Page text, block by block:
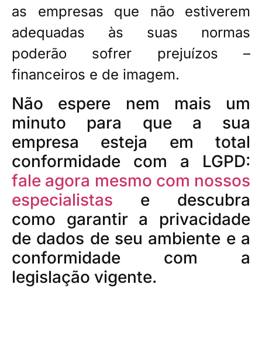
as empresas que não estiverem
adequadas às suas normas
poderão sofrer prejuízos –
financeiros e de imagem.
Não espere nem mais um
minuto para que a sua
empresa esteja em total
conformidade com a LGPD:
fale agora mesmo com nossos
especialistas e descubra
como garantir a privacidade
de dados de seu ambiente e a
conformidade com a
legislação vigente.